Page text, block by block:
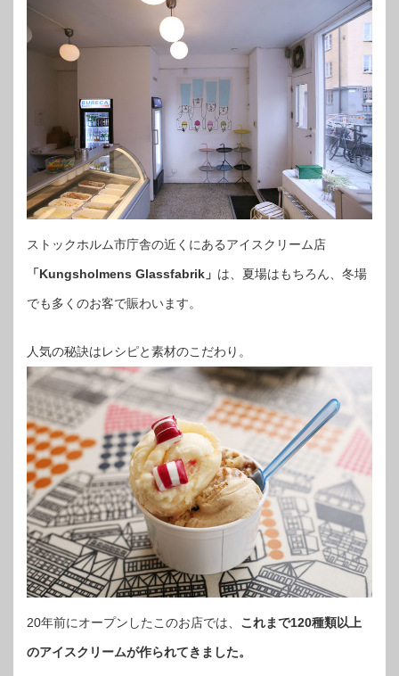
ストックホルム市庁舎の近くにあるアイスクリーム店
「Kungsholmens Glassfabrik」 は、夏場はもちろん、冬場
でも多くのお客で賑わいます。
人気の秘訣はレシピと素材のこだわり。
20年前にオープンしたこのお店では、 これまで120種類以上
のアイスクリームが作られてきました。